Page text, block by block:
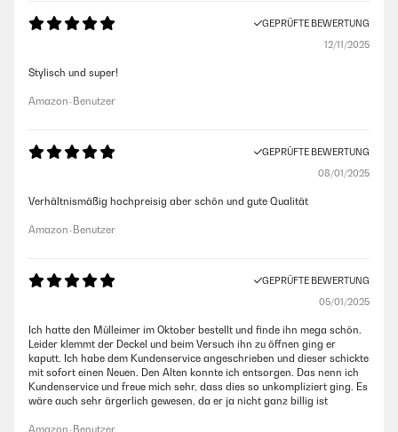
GEPRÜFTE BEWERTUNG
12/11/2025
Stylisch und super!
Amazon-Benutzer
GEPRÜFTE BEWERTUNG
08/01/2025
Verhältnismäßig hochpreisig aber schön und gute Qualität
Amazon-Benutzer
GEPRÜFTE BEWERTUNG
05/01/2025
Ich hatte den Mülleimer im Oktober bestellt und finde ihn mega schön.
Leider klemmt der Deckel und beim Versuch ihn zu öffnen ging er
kaputt. Ich habe dem Kundenservice angeschrieben und dieser schickte
mit sofort einen Neuen. Den Alten konnte ich entsorgen. Das nenn ich
Kundenservice und freue mich sehr, dass dies so unkompliziert ging. Es
wäre auch sehr ärgerlich gewesen, da er ja nicht ganz billig ist
Amazon-Benutzer